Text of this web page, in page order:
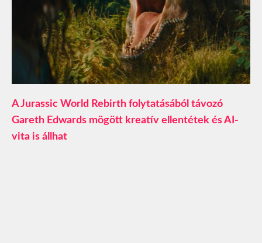
A Jurassic World Rebirth folytatásából távozó
Gareth Edwards mögött kreatív ellentétek és AI-
vita is állhat